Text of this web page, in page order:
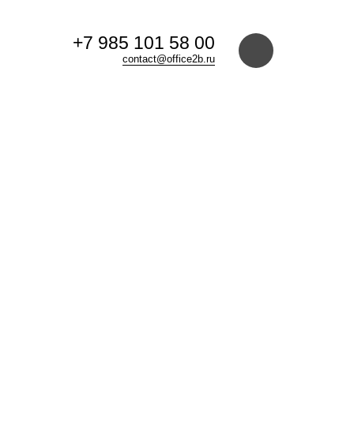
+7 985 101 58 00
contact@office2b.ru